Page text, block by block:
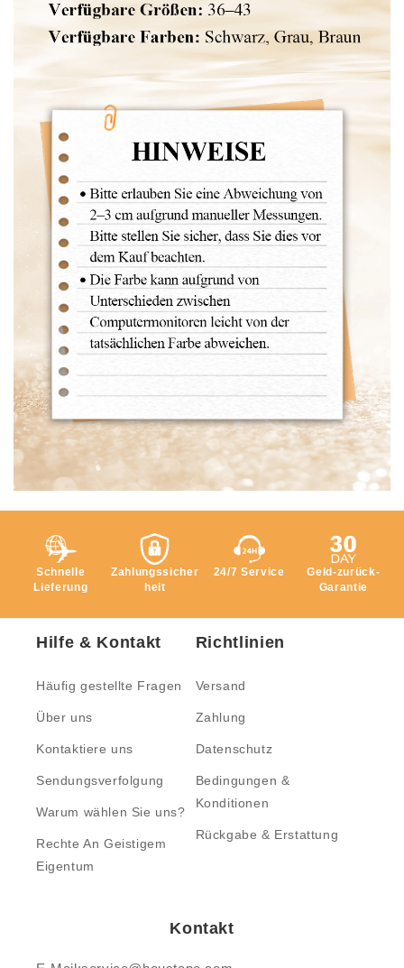
Schnelle
Lieferung
Zahlungssicher
heit
24/7 Service
Geld-zurück-
Garantie
Hilfe & Kontakt
Häufig gestellte Fragen
Über uns
Kontaktiere uns
Sendungsverfolgung
Warum wählen Sie uns?
Rechte An Geistigem
Eigentum
Richtlinien
Versand
Zahlung
Datenschutz
Bedingungen &
Konditionen
Rückgabe & Erstattung
Kontakt